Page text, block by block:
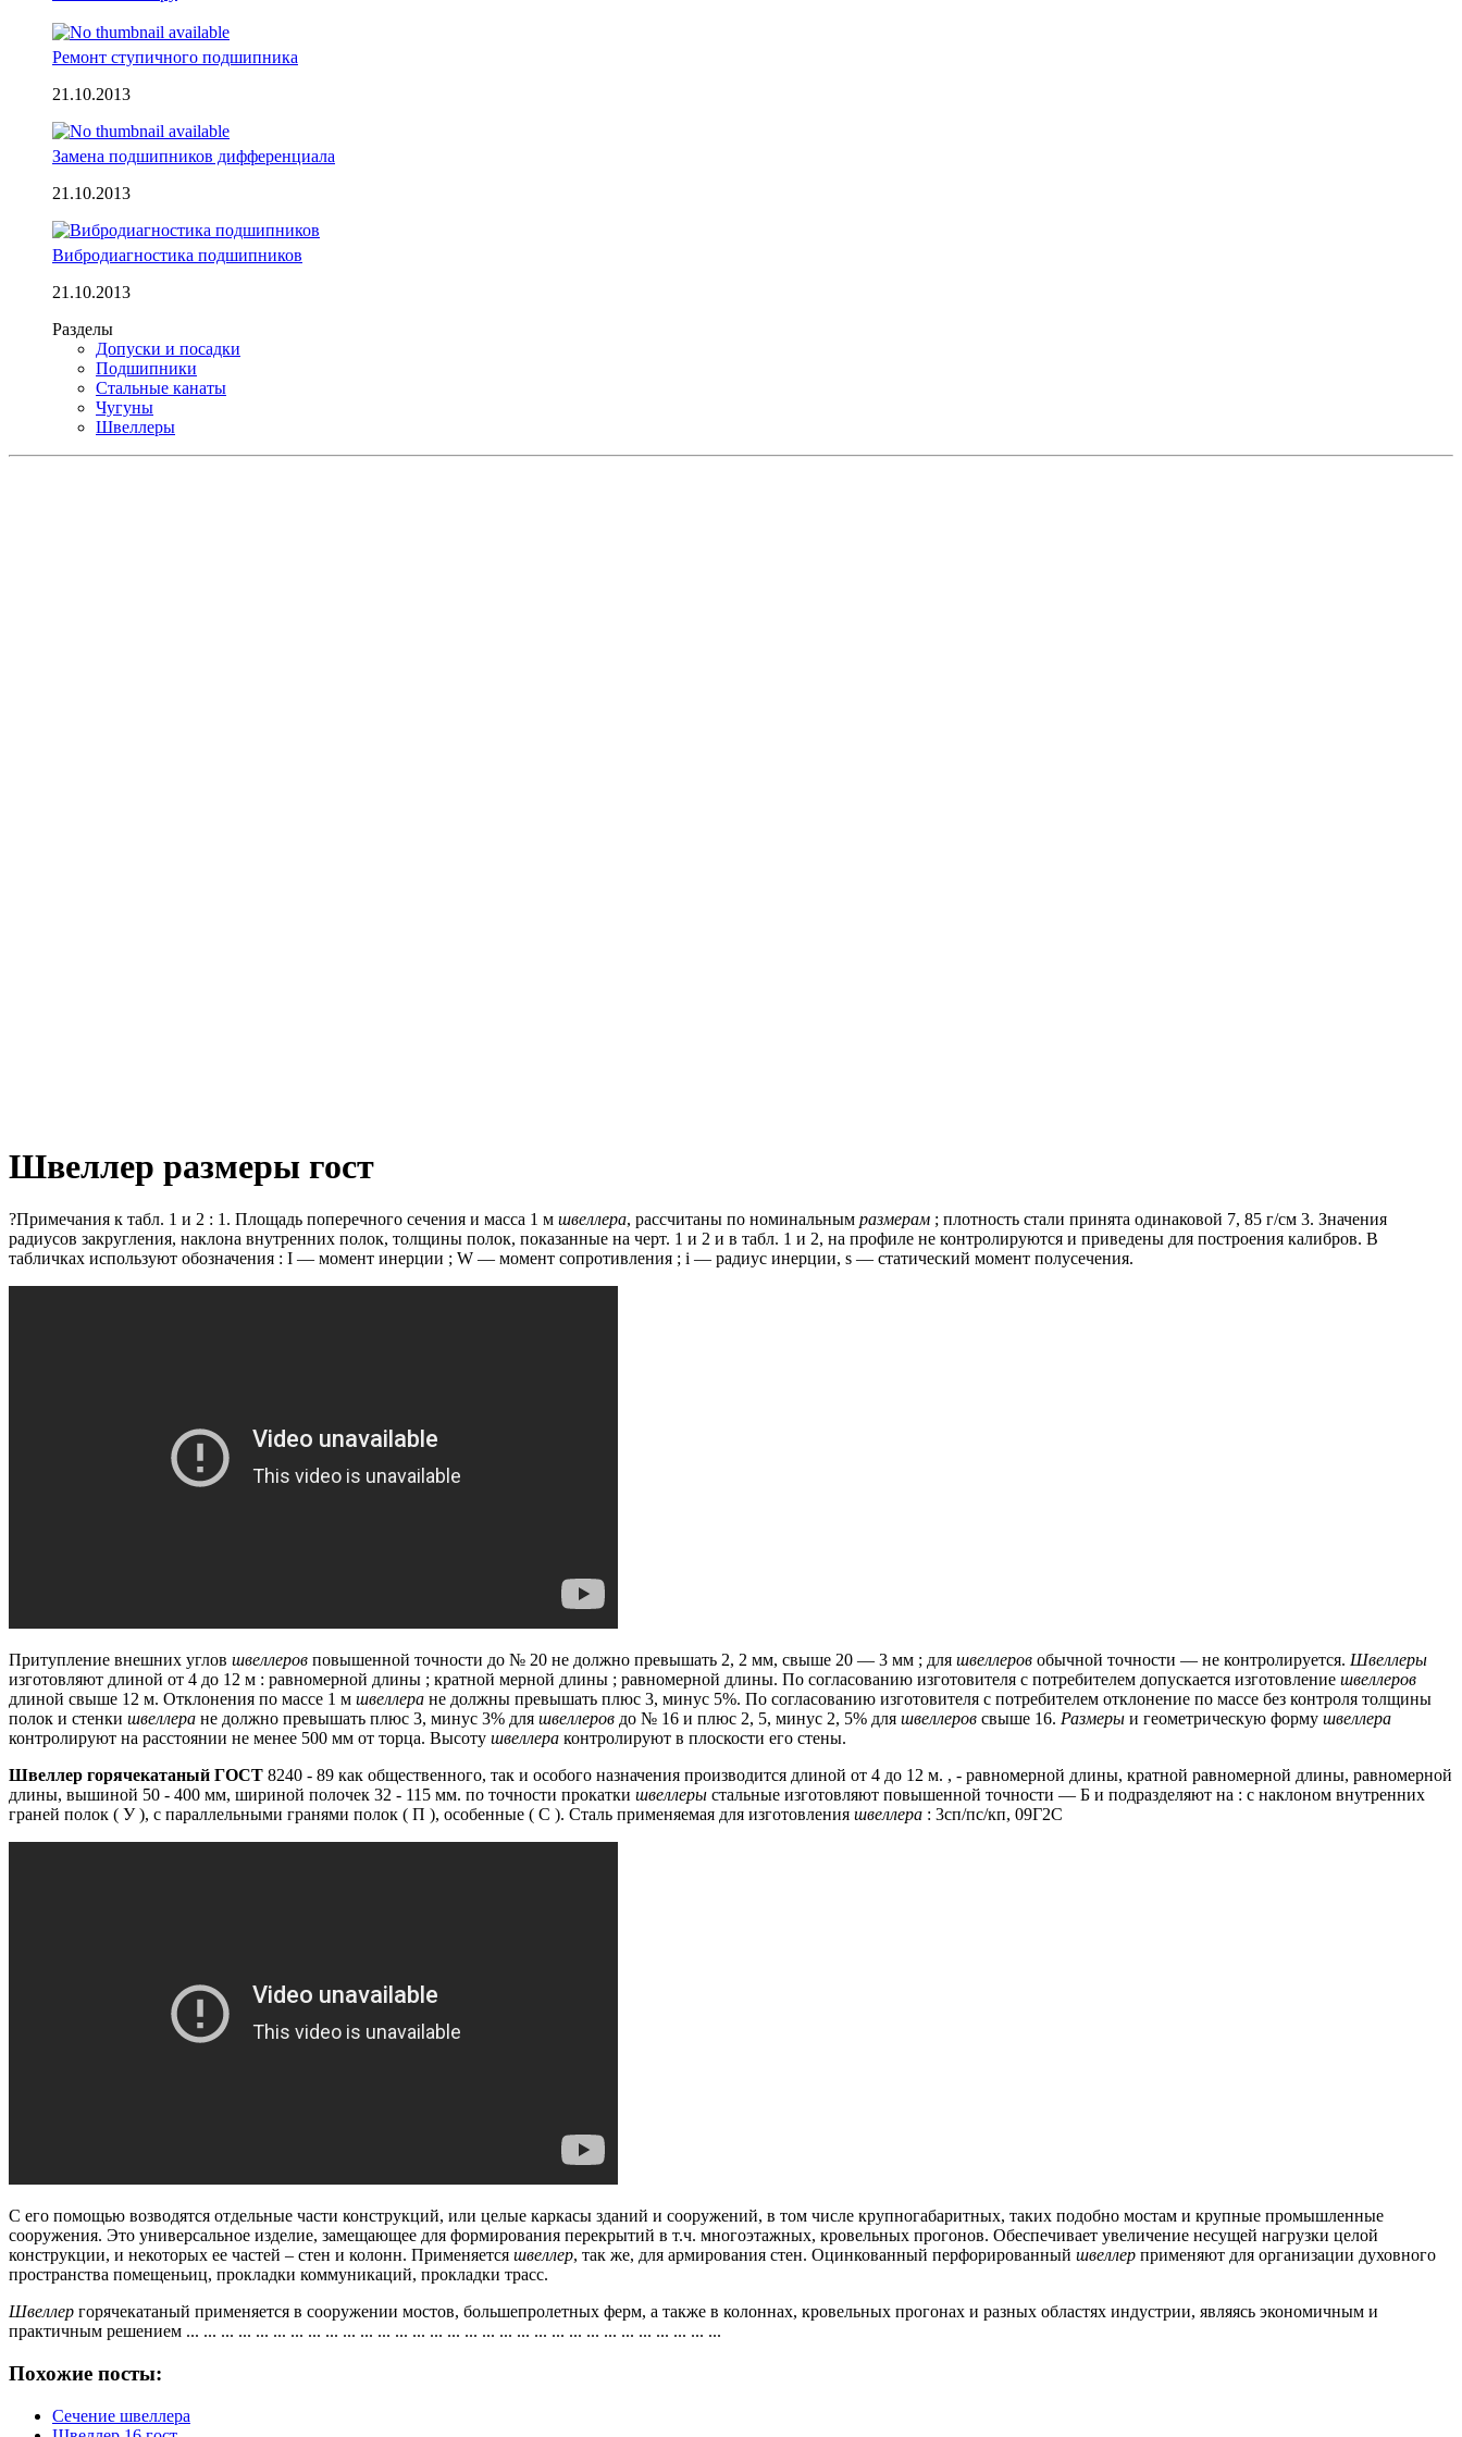
Ремонт ступичного подшипника
21.10.2013
Замена подшипников дифференциала
21.10.2013
Вибродиагностика подшипников
21.10.2013
Разделы
Допуски и посадки
Подшипники
Стальные канаты
Чугуны
Швеллеры
Швеллер размеры гост
?Примечания к табл. 1 и 2 : 1. Площадь поперечного сечения и масса 1 м швеллера, рассчитаны по номинальным размерам ; плотность стали принята одинаковой 7, 85 г/см 3. Значения
радиусов закругления, наклона внутренних полок, толщины полок, показанные на черт. 1 и 2 и в табл. 1 и 2, на профиле не контролируются и приведены для построения калибров. В
табличках используют обозначения : I — момент инерции ; W — момент сопротивления ; i — радиус инерции, s — cтатический момент полусечения.
Притупление внешних углов швеллеров повышенной точности до № 20 не должно превышать 2, 2 мм, свыше 20 — 3 мм ; для швеллеров обычной точности — не контролируется. Швеллеры
изготовляют длиной от 4 до 12 м : равномерной длины ; кратной мерной длины ; равномерной длины. По согласованию изготовителя с потребителем допускается изготовление швеллеров
длиной свыше 12 м. Отклонения по массе 1 м швеллера не должны превышать плюс 3, минус 5%. По согласованию изготовителя с потребителем отклонение по массе без контроля толщины
полок и стенки швеллера не должно превышать плюс 3, минус 3% для швеллеров до № 16 и плюс 2, 5, минус 2, 5% для швеллеров свыше 16. Размеры и геометрическую форму швеллера
контролируют на расстоянии не менее 500 мм от торца. Высоту швеллера контролируют в плоскости его стены.
Швеллер горячекатаный ГОСТ 8240 - 89 как общественного, так и особого назначения производится длиной от 4 до 12 м. , - равномерной длины, кратной равномерной длины, равномерной
длины, вышиной 50 - 400 мм, шириной полочек 32 - 115 мм. по точности прокатки швеллеры стальные изготовляют повышенной точности — Б и подразделяют на : с наклоном внутренних
граней полок ( У ), с параллельными гранями полок ( П ), особенные ( С ). Сталь применяемая для изготовления швеллера : 3сп/пс/кп, 09Г2С
С его помощью возводятся отдельные части конструкций, или целые каркасы зданий и сооружений, в том числе крупногабаритных, таких подобно мостам и крупные промышленные
сооружения. Это универсальное изделие, замещающее для формирования перекрытий в т.ч. многоэтажных, кровельных прогонов. Обеспечивает увеличение несущей нагрузки целой
конструкции, и некоторых ее частей – стен и колонн. Применяется швеллер, так же, для армирования стен. Оцинкованный перфорированный швеллер применяют для организации духовного
пространства помещеньиц, прокладки коммуникаций, прокладки трасс.
Швеллер горячекатаный применяется в сооружении мостов, большепролетных ферм, а также в колоннах, кровельных прогонах и разных областях индустрии, являясь экономичным и
практичным решением ... ... ... ... ... ... ... ... ... ... ... ... ... ... ... ... ... ... ... ... ... ... ... ... ... ... ... ... ... ... ...
Похожие посты:
Сечение швеллера